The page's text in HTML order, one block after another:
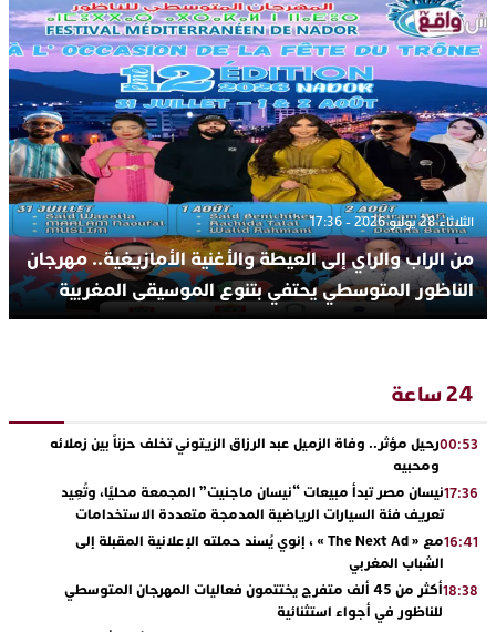
الثلاثاء 28 يوليو 2026 - 17:36
من الراب والراي إلى العيطة والأغنية الأمازيغية.. مهرجان
الناظور المتوسطي يحتفي بتنوع الموسيقى المغربية
24 ساعة
00:53رحيل مؤثر.. وفاة الزميل عبد الرزاق الزيتوني تخلف حزناً بين زملائه
ومحبيه
17:36نيسان مصر تبدأ مبيعات “نيسان ماجنيت” المجمعة محليًا، وتُعِيد
تعريف فئة السيارات الرياضية المدمجة متعددة الاستخدامات
16:41
مع « The Next Ad » ، إنوي يُسند حملته الإعلانية المقبلة إلى
الشباب المغربي
18:38
أكثر من 45 ألف متفرج يختتمون فعاليات المهرجان المتوسطي
للناظور في أجواء استثنائية